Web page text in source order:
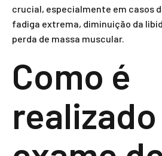
crucial, especialmente em casos
fadiga extrema, diminuição da
perda de massa muscular.
Como é